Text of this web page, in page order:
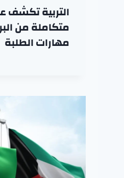
التربية
متكاملة من
مهارات الطلبة